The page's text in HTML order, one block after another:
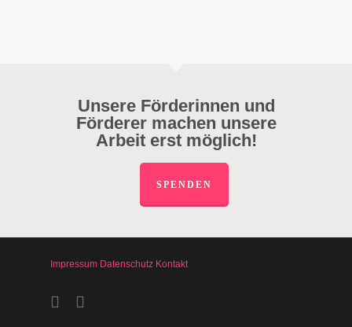
Unsere Förderinnen und
Förderer machen unsere
Arbeit erst möglich!
SPENDEN
Impressum Datenschutz Kontakt
facebookinstagram